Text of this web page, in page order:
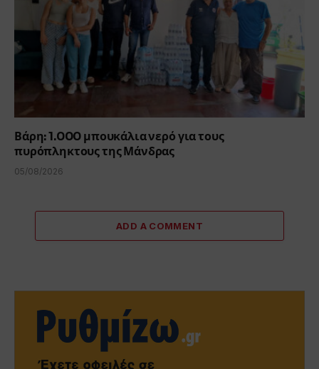
Βάρη: 1.000 μπουκάλια νερό για τους
πυρόπληκτους της Μάνδρας
05/08/2026
ADD A COMMENT